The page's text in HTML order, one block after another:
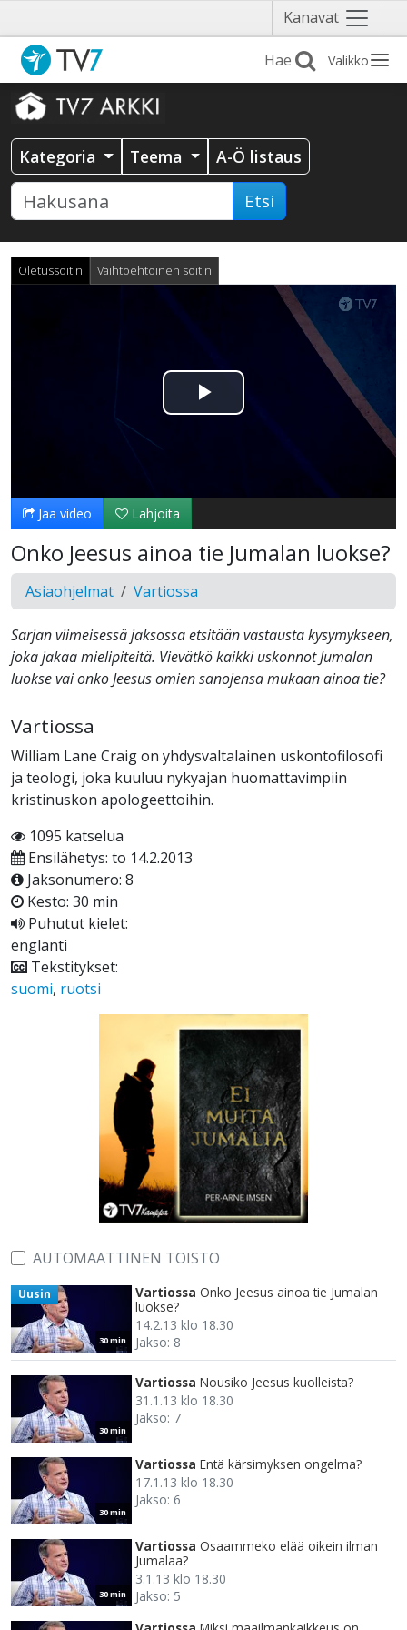
Kanavat Näytä
valikko
Valikko
Kategoria Teema A-Ö listaus
Etsi
Oletussoitin Vaihtoehtoinen soitin
Toista
Jaa video Lahjoita
Onko Jeesus ainoa tie Jumalan luokse?
Asiaohjelmat Vartiossa
Sarjan viimeisessä jaksossa etsitään vastausta kysymykseen,
joka jakaa mielipiteitä. Vievätkö kaikki uskonnot Jumalan
luokse vai onko Jeesus omien sanojensa mukaan ainoa tie?
Vartiossa
William Lane Craig on yhdysvaltalainen uskontofilosofi
ja teologi, joka kuuluu nykyajan huomattavimpiin
kristinuskon apologeettoihin.
1095 katselua
Ensilähetys: to 14.2.2013
Jaksonumero: 8
Kesto: 30 min
Puhutut kielet:
englanti
Tekstitykset:
suomi, ruotsi
AUTOMAATTINEN TOISTO
30 min
Uusin Vartiossa Onko Jeesus ainoa tie Jumalan
luokse?
14.2.13 klo 18.30
Jakso: 8
30 min
Vartiossa Nousiko Jeesus kuolleista?
31.1.13 klo 18.30
Jakso: 7
30 min
Vartiossa Entä kärsimyksen ongelma?
17.1.13 klo 18.30
Jakso: 6
30 min
Vartiossa Osaammeko elää oikein ilman
Jumalaa?
3.1.13 klo 18.30
Jakso: 5